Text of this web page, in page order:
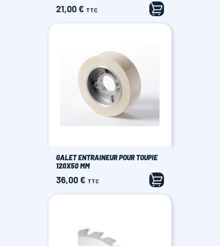
Prix
21,00 € TTC
GALET ENTRAINEUR POUR TOUPIE
120X50 MM
Prix
36,00 € TTC